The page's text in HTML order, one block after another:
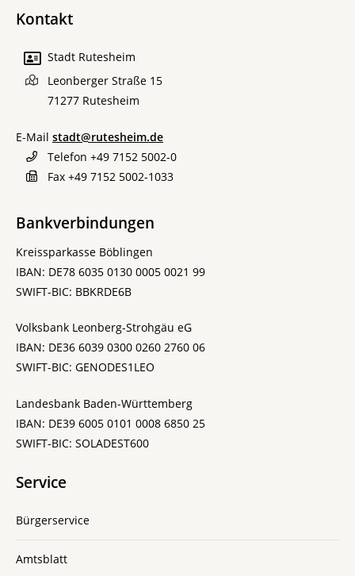
Kontakt
Stadt Rutesheim
Leonberger Straße 15
71277 Rutesheim
E-Mail stadt@rutesheim.de
Telefon +49 7152 5002-0
Fax +49 7152 5002-1033
Bankverbindungen
Kreissparkasse Böblingen
IBAN: DE78 6035 0130 0005 0021 99
SWIFT-BIC: BBKRDE6B
Volksbank Leonberg-Strohgäu eG
IBAN: DE36 6039 0300 0260 2760 06
SWIFT-BIC: GENODES1LEO
Landesbank Baden-Württemberg
IBAN: DE39 6005 0101 0008 6850 25
SWIFT-BIC: SOLADEST600
Service
Bürgerservice
Amtsblatt